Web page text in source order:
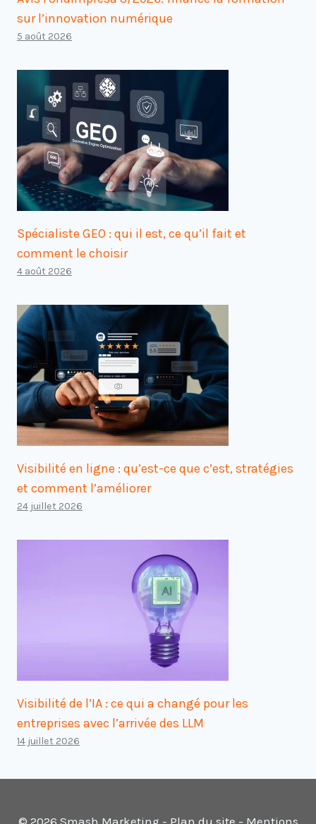
sur l’innovation numérique
5 août 2026
Spécialiste GEO : qui il est, ce qu’il fait et
comment le choisir
4 août 2026
Visibilité en ligne : qu’est-ce que c’est, stratégies
et comment l’améliorer
24 juillet 2026
Visibilité de l’IA : ce qui a changé pour les
entreprises avec l’arrivée des LLM
14 juillet 2026